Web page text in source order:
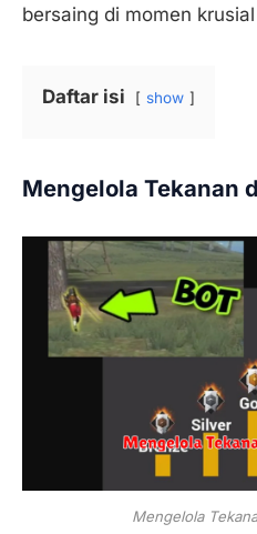
bersaing di momen
Daftar isi show
Mengelola Tekanan
Mengelola